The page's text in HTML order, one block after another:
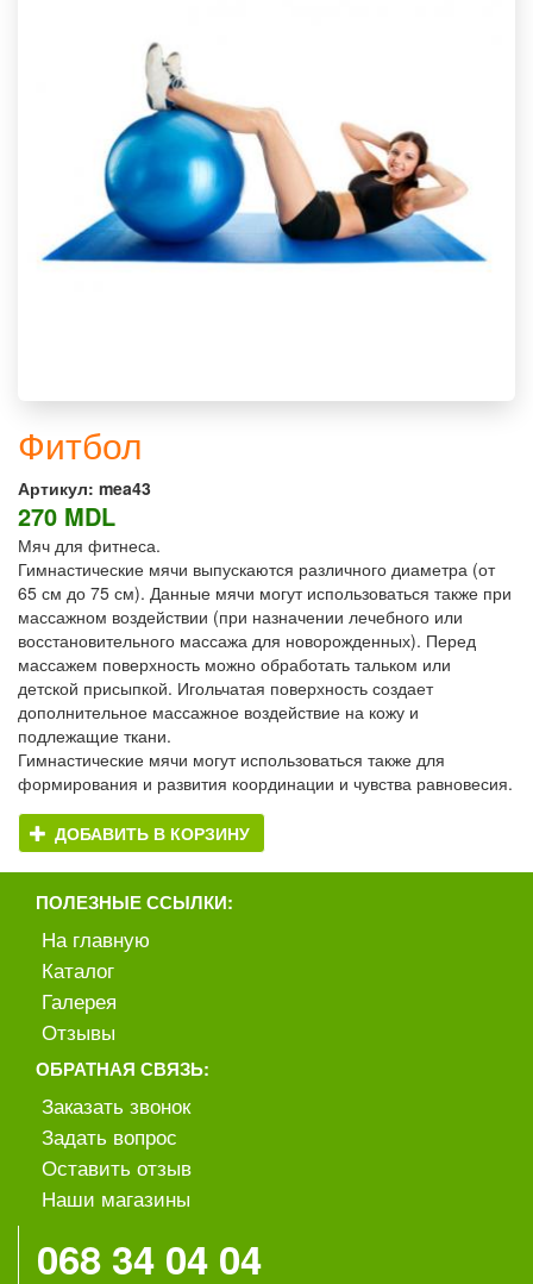
Фитбол
Артикул: mea43
270 MDL
Мяч для фитнеса.
Гимнастические мячи выпускаются различного диаметра (от
65 см до 75 см). Данные мячи могут использоваться также при
массажном воздействии (при назначении лечебного или
восстановительного массажа для новорожденных). Перед
массажем поверхность можно обработать тальком или
детской присыпкой. Игольчатая поверхность создает
дополнительное массажное воздействие на кожу и
подлежащие ткани.
Гимнастические мячи могут использоваться также для
формирования и развития координации и чувства равновесия.
ДОБАВИТЬ В КОРЗИНУ
ПОЛЕЗНЫЕ ССЫЛКИ:
На главную
Каталог
Галерея
Отзывы
ОБРАТНАЯ СВЯЗЬ:
Заказать звонок
Задать вопрос
Оставить отзыв
Наши магазины
068 34 04 04